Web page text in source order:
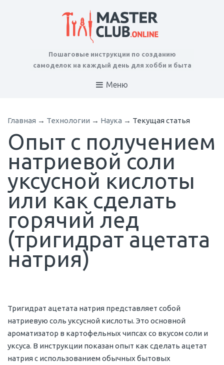
Пошаговые инструкции по созданию
самоделок на каждый день для хобби и быта
Меню
Главная → Технологии → Наука → Текущая статья
Опыт с получением
натриевой соли
уксусной кислоты
или как сделать
горячий лед
(тригидрат ацетата
натрия)
Тригидрат ацетата натрия представляет собой
натриевую соль уксусной кислоты. Это основной
ароматизатор в картофельных чипсах со вкусом соли и
уксуса. В инструкции показан опыт как сделать ацетат
натрия с использованием обычных бытовых